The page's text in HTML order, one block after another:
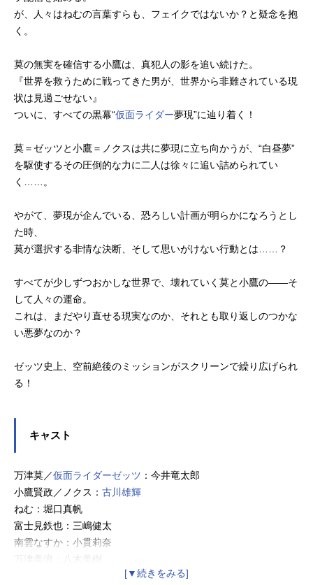
が、人々はねむの言葉すらも、フェイクではないか？と疑念を抱
く。
莫の無実を確信する小鷹は、真犯人の影を追い続けた。
『世界を救うために戦ってきた男が、世界から非難されている現
状は見過ごせない』
ついに、すべての黒幕“仮面ライダー夢現”に辿り着く！
莫＝ゼッツと小鷹＝ノクスは共に夢現に立ち向かうが、“白昼夢”
を駆使するその圧倒的な力に二人は徐々に追い詰められてい
く……。
やがて、夢現が企んでいる、恐ろしい計画が明らかになろうとし
た時、
莫が選択する非情な決断、そして思いがけない行動とは……？
すべてが少しずつおかしな世界で、壊れていく莫と小鷹の――そ
して人々の運命。
これは、まだやり直せる現実なのか、それとも取り返しのつかな
い悪夢なのか？
ゼッツ史上、空前絶後のミッションがスクリーンで繰り広げられ
る！
キャスト
万津莫／仮面ライダーゼッツ ：今井竜太郎
小鷹賢政／ノクス： 古川雄輝
ねむ：堀口真帆
富士見鉄也：三嶋健太
南雲なすか：小貫莉奈
万津美浪：八木美樹